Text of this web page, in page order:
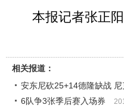
本报记者张正阳
相关报道：
安东尼砍25+14德隆缺战
6队争3张季后赛入场券